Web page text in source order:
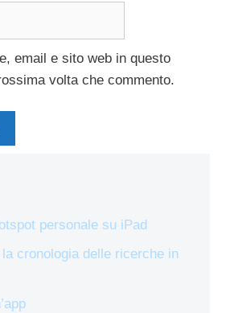
email e sito web in questo
volta che commento.
personale su iPad
cronologia delle ricerche in